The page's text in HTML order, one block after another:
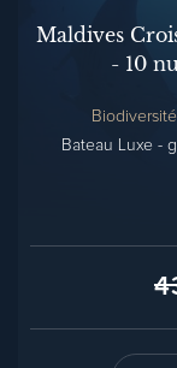
Maldives
- 10
Bateau Luxe -